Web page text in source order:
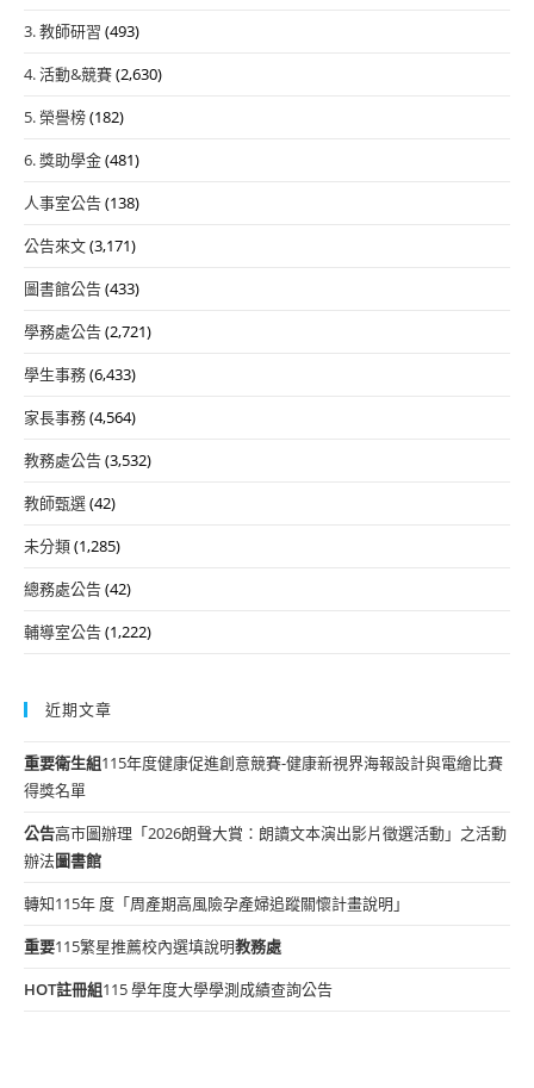
3. 教師研習 (493)
4. 活動&競賽(2,630)
5. 榮譽榜(182)
6. 獎助學金(481)
人事室公告(138)
公告來文(3,171)
圖書館公告(433)
學務處公告(2,721)
學生事務(6,433)
家長事務(4,564)
教務處公告(3,532)
教師甄選(42)
未分類(1,285)
總務處公告(42)
輔導室公告(1,222)
近期文章
重要衛生組115年度健康促進創意競賽-健康新視界海報設計與電繪比賽
得獎名單
公告高市圖辦理「2026朗聲大賞：朗讀文本演出影片徵選活動」之活動
辦法圖書館
轉知115年 度「周產期高風險孕產婦追蹤關懷計畫說明」
重要115繁星推薦校內選填說明教務處
HOT註冊組115 學年度大學學測成績查詢公告